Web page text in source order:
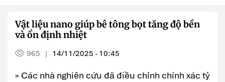
Vật liệu nano giúp bê tông bọt tăng độ bền
và ổn định nhiệt
965 | 14/11/2025 - 10:45
» Các nhà nghiên cứu đã điều chỉnh chính xác tỷ